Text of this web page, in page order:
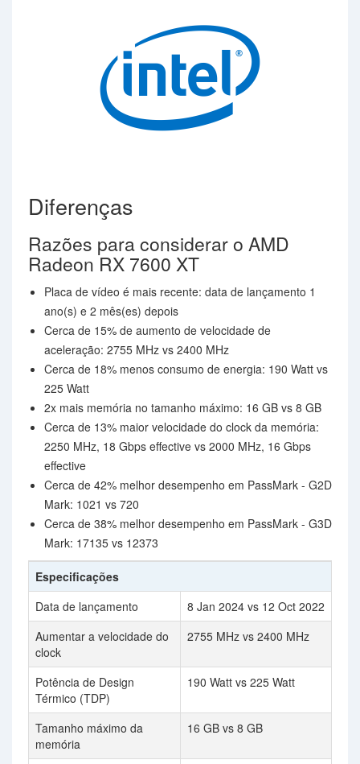
Diferenças
Razões para considerar o AMD
Radeon RX 7600 XT
Placa de vídeo é mais recente: data de lançamento 1
ano(s) e 2 mês(es) depois
Cerca de 15% de aumento de velocidade de
aceleração: 2755 MHz vs 2400 MHz
Cerca de 18% menos consumo de energia: 190 Watt vs
225 Watt
2x mais memória no tamanho máximo: 16 GB vs 8 GB
Cerca de 13% maior velocidade do clock da memória:
2250 MHz, 18 Gbps effective vs 2000 MHz, 16 Gbps
effective
Cerca de 42% melhor desempenho em PassMark - G2D
Mark: 1021 vs 720
Cerca de 38% melhor desempenho em PassMark - G3D
Mark: 17135 vs 12373
Especificações
Data de lançamento
8 Jan 2024 vs 12 Oct 2022
Aumentar a velocidade do
clock
2755 MHz vs 2400 MHz
Potência de Design
Térmico (TDP)
190 Watt vs 225 Watt
Tamanho máximo da
memória
16 GB vs 8 GB